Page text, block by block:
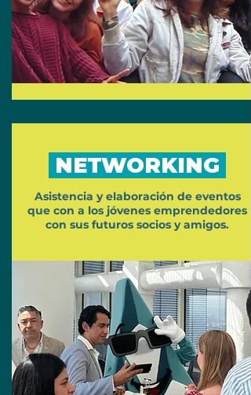
NETWORKING
Asistencia y elaboración de eventos
que con a los jóvenes emprendedores
con sus futuros socios y amigos.